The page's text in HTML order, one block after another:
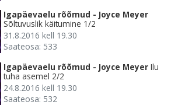
Igapäevaelu rõõmud - Joyce Meyer
Sõltuvuslik käitumine 1/2
31.8.2016 kell 19.30
Saateosa: 533
Igapäevaelu rõõmud - Joyce Meyer Ilu
tuha asemel 2/2
24.8.2016 kell 19.30
Saateosa: 532